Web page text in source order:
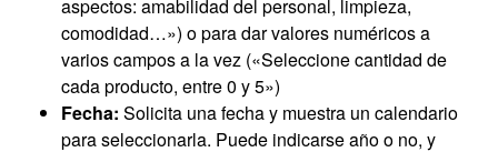
aspectos: amabilidad del personal, limpieza,
comodidad…») o para dar valores numéricos a
varios campos a la vez («Seleccione cantidad de
cada producto, entre 0 y 5»)
Fecha: Solicita una fecha y muestra un calendario
para seleccionarla. Puede indicarse año o no, y